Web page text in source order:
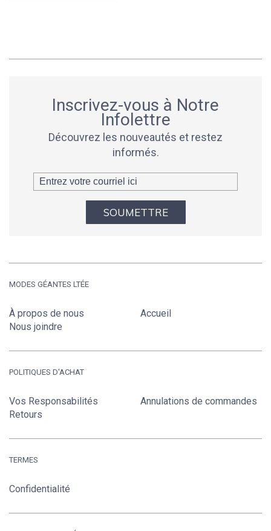
MODES GÉANTES LTÉE
À propos de nous
Nous joindre
Accueil
POLITIQUES D'ACHAT
Vos Responsabilités
Retours
Annulations de commandes
TERMES
Confidentialité
Inscrivez-vous à Notre
Infolettre
Découvrez les nouveautés et restez
informés.
SOUMETTRE